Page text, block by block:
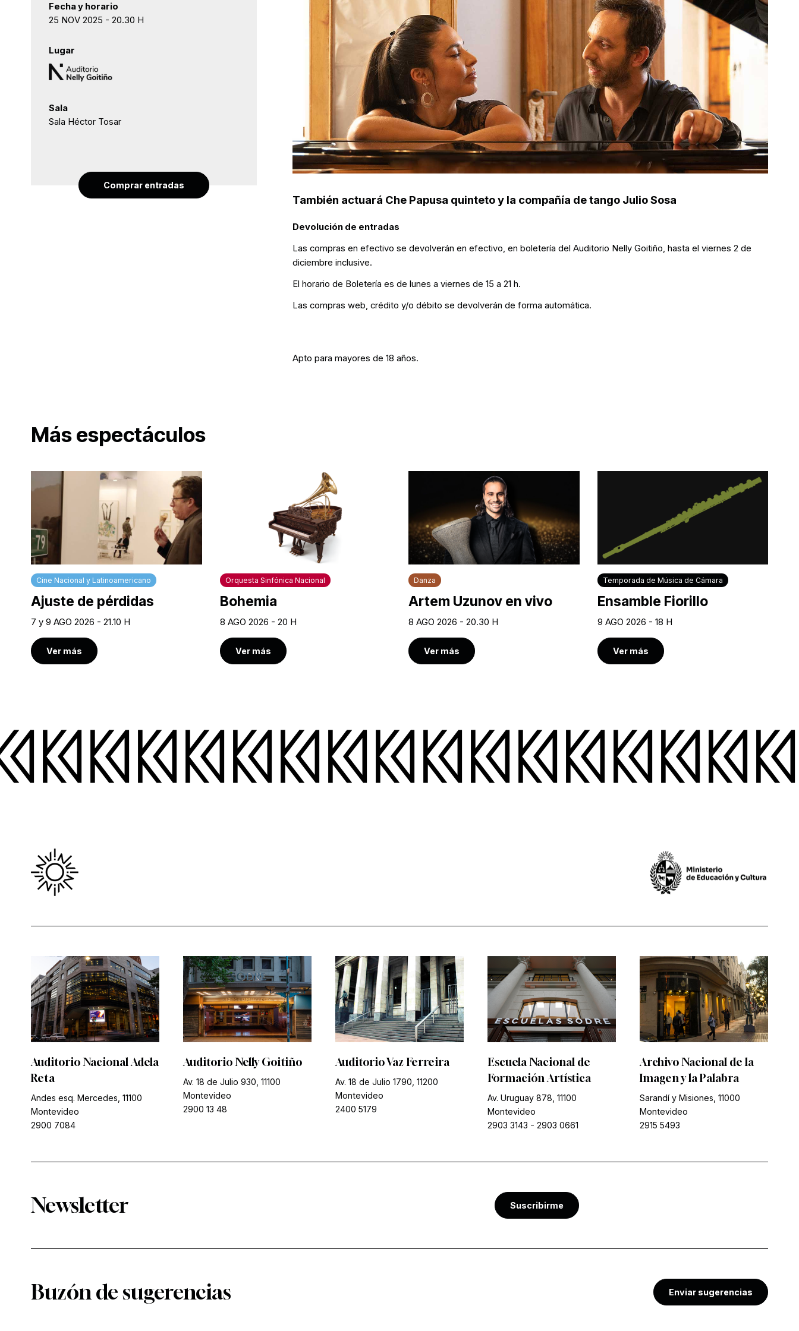
También actuará Che Papusa quinteto y la compañía de tango Julio Sosa
Devolución de entradas
Las compras en efectivo se devolverán en efectivo, en boletería del Auditorio Nelly Goitiño, hasta el viernes 2 de
diciembre inclusive.
El horario de Boletería es de lunes a viernes de 15 a 21 h.
Las compras web, crédito y/o débito se devolverán de forma automática.
Apto para mayores de 18 años.
Fecha y horario
25 NOV 2025 - 20.30 H
Lugar
Sala
Sala Héctor Tosar
Comprar entradas
Más espectáculos
Cine Nacional y Latinoamericano
Ajuste de pérdidas
7 y 9 AGO 2026 - 21.10 H
Ver más
Orquesta Sinfónica Nacional
Bohemia
8 AGO 2026 - 20 H
Ver más
Danza
Artem Uzunov en vivo
8 AGO 2026 - 20.30 H
Ver más
Temporada de Música de Cámara
Ensamble Fiorillo
9 AGO 2026 - 18 H
Ver más
Auditorio Nacional Adela
Reta
Andes esq. Mercedes, 11100
Montevideo
2900 7084
Auditorio Nelly Goitiño
Av. 18 de Julio 930, 11100
Montevideo
2900 13 48
Auditorio Vaz Ferreira
Av. 18 de Julio 1790, 11200
Montevideo
2400 5179
Escuela Nacional de
Formación Artística
Av. Uruguay 878, 11100
Montevideo
2903 3143 - 2903 0661
Archivo Nacional de la
Imagen y la Palabra
Sarandí y Misiones, 11000
Montevideo
2915 5493
Newsletter Suscribirme
Buzón de sugerencias Enviar sugerencias